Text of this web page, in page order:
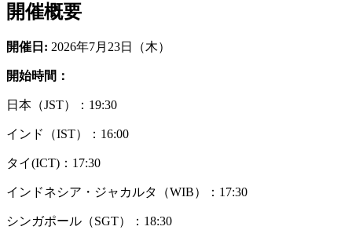
開催概要
開催日: 2026年7月23日（木）
開始時間：
日本（JST）：19:30
インド（IST）：16:00
タイ(ICT)：17:30
インドネシア・ジャカルタ（WIB）：17:30
シンガポール（SGT）：18:30